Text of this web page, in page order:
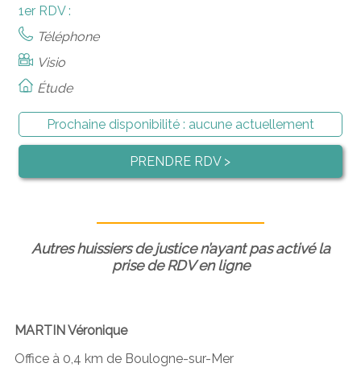
1er RDV :
Téléphone
Visio
Étude
Prochaine disponibilité : aucune actuellement
PRENDRE RDV >
Autres huissiers de justice n’ayant pas activé la
prise de RDV en ligne
MARTIN Véronique
Office à 0,4 km de Boulogne-sur-Mer